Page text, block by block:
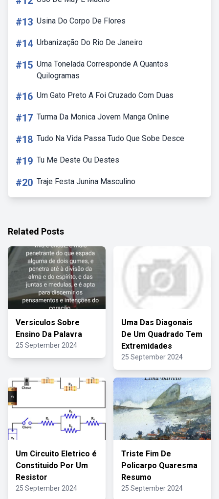
#13 Usina Do Corpo De Flores
#14 Urbanização Do Rio De Janeiro
#15 Uma Tonelada Corresponde A Quantos
Quilogramas
#16 Um Gato Preto A Foi Cruzado Com Duas
#17 Turma Da Monica Jovem Manga Online
#18 Tudo Na Vida Passa Tudo Que Sobe Desce
#19 Tu Me Deste Ou Destes
#20 Traje Festa Junina Masculino
Related Posts
Versiculos Sobre
Ensino Da Palavra
25 September 2024
Uma Das Diagonais
De Um Quadrado Tem
Extremidades
25 September 2024
Um Circuito Eletrico é
Constituido Por Um
Resistor
25 September 2024
Triste Fim De
Policarpo Quaresma
Resumo
25 September 2024